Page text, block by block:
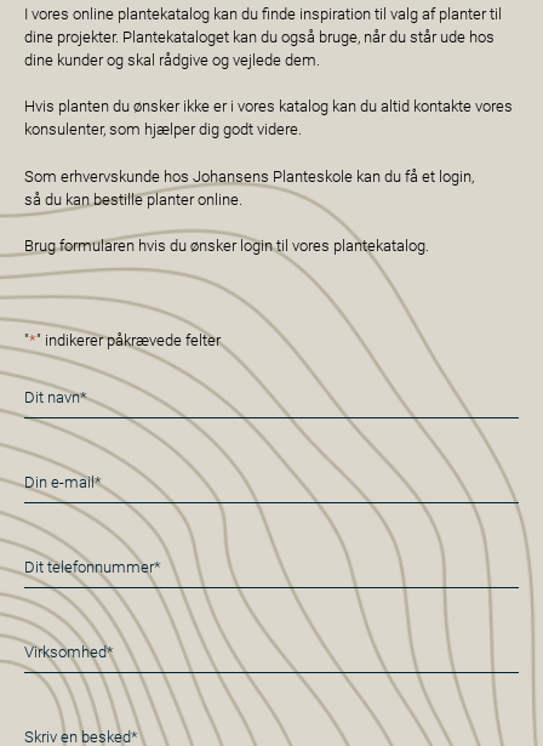
I vores online plantekatalog kan du finde inspiration til valg af planter til
dine projekter. Plantekataloget kan du også bruge, når du står ude hos
dine kunder og skal rådgive og vejlede dem.
Hvis planten du ønsker ikke er i vores katalog kan du altid kontakte vores
konsulenter, som hjælper dig godt videre.
Som erhvervskunde hos Johansens Planteskole kan du få et login,
så du kan bestille planter online.
Brug formularen hvis du ønsker login til vores plantekatalog.
"*" indikerer påkrævede felter
Navn
*
E-
mail
*
Telefon
*
Virksomhed*
*
Besked